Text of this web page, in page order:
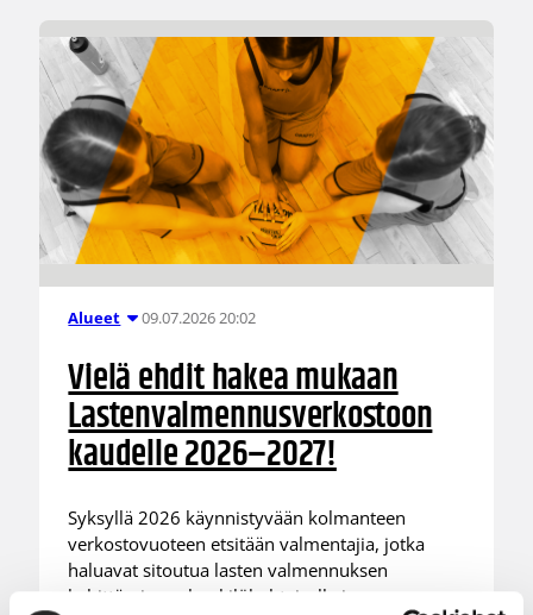
Alueet 09.07.2026 20:02
Vielä ehdit hakea mukaan
Lastenvalmennusverkostoon
kaudelle 2026–2027!
Syksyllä 2026 käynnistyvään kolmanteen
verkostovuoteen etsitään valmentajia, jotka
haluavat sitoutua lasten valmennuksen
kehittämiseen henkilökohtaisella ja oman